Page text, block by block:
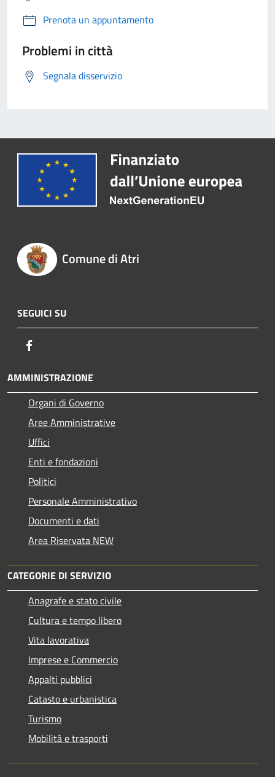
Prenota un appuntamento
Problemi in città
Segnala disservizio
Comune di Atri
SEGUICI SU
AMMINISTRAZIONE
Organi di Governo
Aree Amministrative
Uffici
Enti e fondazioni
Politici
Personale Amministrativo
Documenti e dati
Area Riservata NEW
CATEGORIE DI SERVIZIO
Anagrafe e stato civile
Cultura e tempo libero
Vita lavorativa
Imprese e Commercio
Appalti pubblici
Catasto e urbanistica
Turismo
Mobilità e trasporti